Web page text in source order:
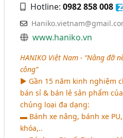
Hotline:0982 858 008
www.haniko.vn
HANIKO Việt Nam - “Nâng đỡ
công”
► Gần 15 năm kinh nghiệm
bán sỉ & bán lẻ sản phẩm
chủng loại đa dạng:
▬ Bánh xe nâng, bánh xe
khóa,..